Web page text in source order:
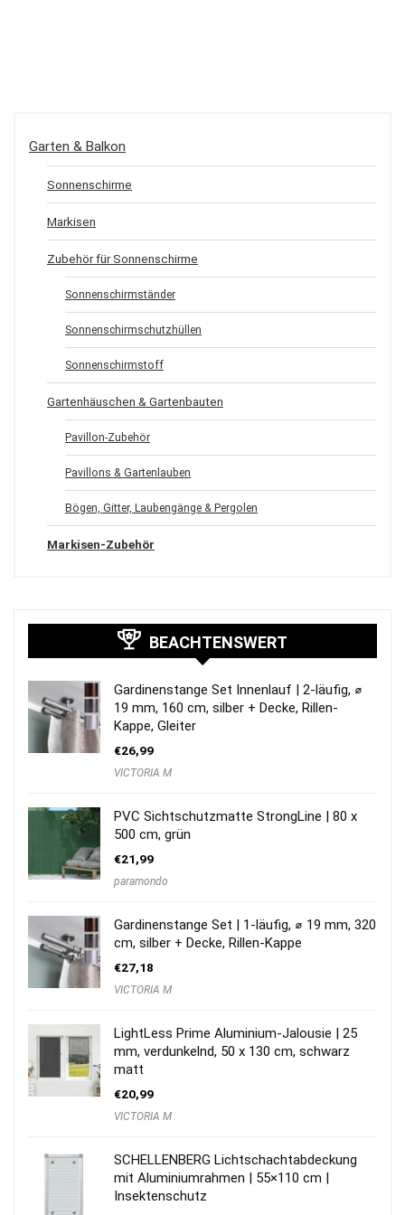
Garten & Balkon
Sonnenschirme
Markisen
Zubehör für Sonnenschirme
Sonnenschirmständer
Sonnenschirmschutzhüllen
Sonnenschirmstoff
Gartenhäuschen & Gartenbauten
Pavillon-Zubehör
Pavillons & Gartenlauben
Bögen, Gitter, Laubengänge & Pergolen
Markisen-Zubehör
BEACHTENSWERT
Gardinenstange Set Innenlauf | 2-läufig, ⌀
19 mm, 160 cm, silber + Decke, Rillen-
Kappe, Gleiter
€26,99
VICTORIA M
PVC Sichtschutzmatte StrongLine | 80 x
500 cm, grün
€21,99
paramondo
Gardinenstange Set | 1-läufig, ⌀ 19 mm, 320
cm, silber + Decke, Rillen-Kappe
€27,18
VICTORIA M
LightLess Prime Aluminium-Jalousie | 25
mm, verdunkelnd, 50 x 130 cm, schwarz
matt
€20,99
VICTORIA M
SCHELLENBERG Lichtschachtabdeckung
mit Aluminiumrahmen | 55×110 cm |
Insektenschutz